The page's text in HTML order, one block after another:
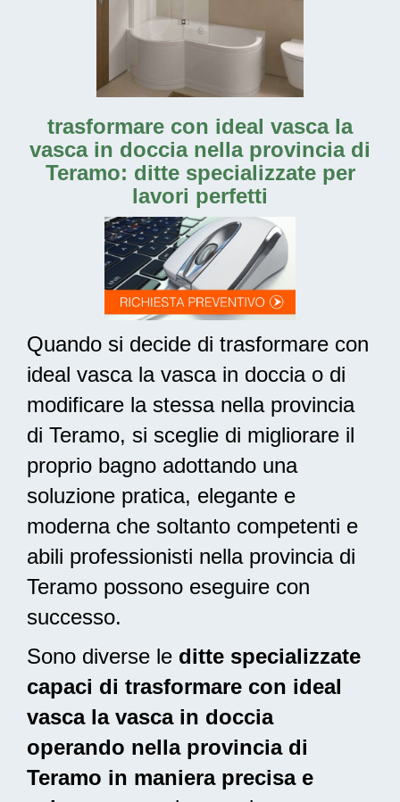
trasformare con ideal vasca la
vasca in doccia nella provincia di
Teramo: ditte specializzate per
lavori perfetti
Quando si decide di trasformare con
ideal vasca la vasca in doccia o di
modificare la stessa nella provincia
di Teramo, si sceglie di migliorare il
proprio bagno adottando una
soluzione pratica, elegante e
modernache soltanto competenti e
abili professionisti nella provincia di
Teramo possono eseguire con
successo.
Sono diverse le ditte specializzate
capaci di trasformare con ideal
vasca la vasca in doccia
operando nella provincia di
Teramo in maniera precisa e